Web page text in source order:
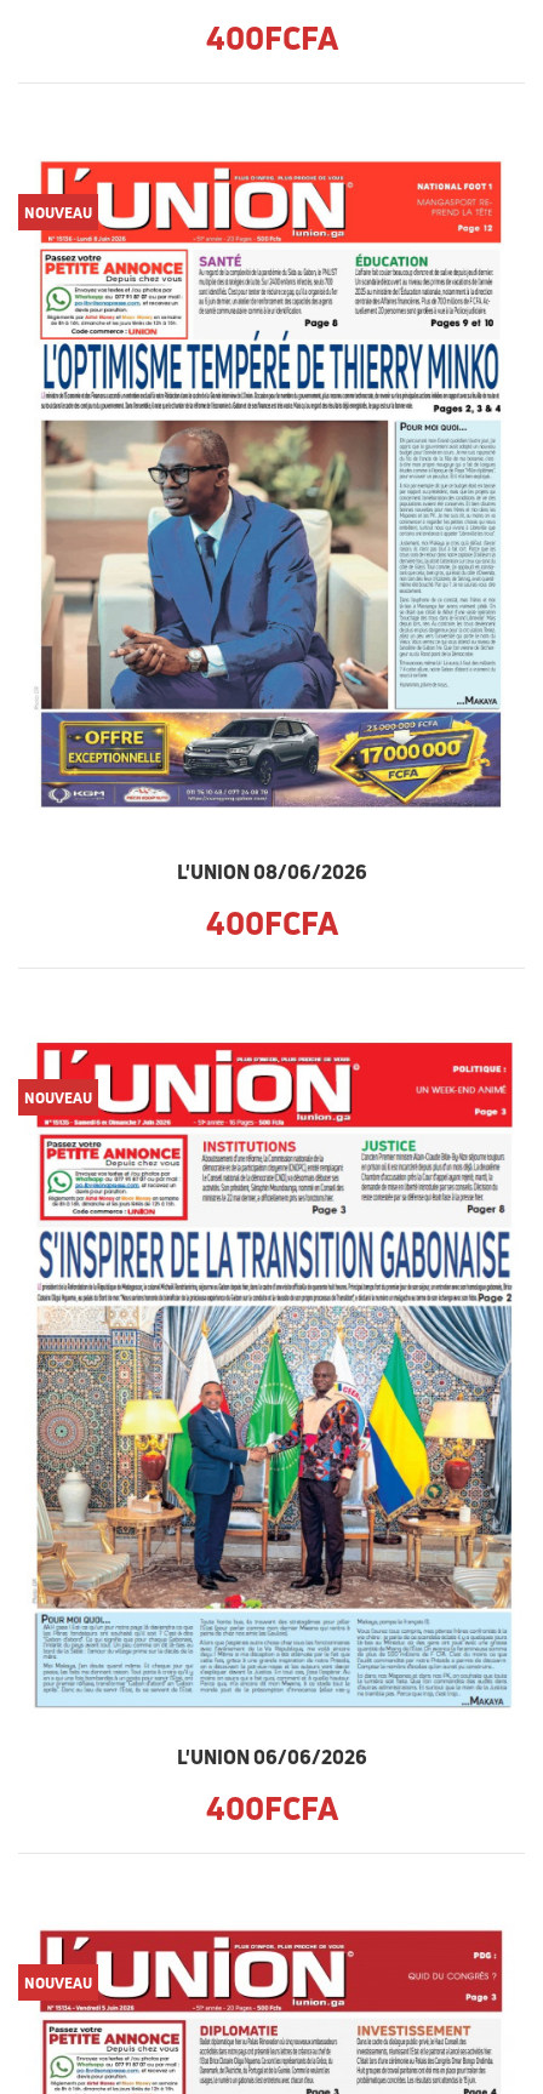
400FCFA
NOUVEAU
L'UNION 08/06/2026
400FCFA
NOUVEAU
L'UNION 06/06/2026
400FCFA
NOUVEAU